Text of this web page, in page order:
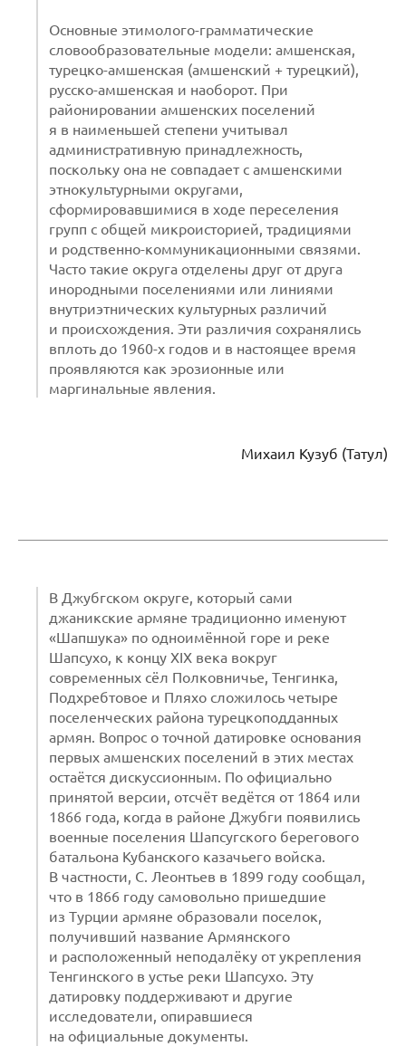
Основные этимолого-грамматические
словообразовательные модели: амшенская,
турецко-амшенская (амшенский + турецкий),
русско-амшенская и наоборот. При
районировании амшенских поселений
я в наименьшей степени учитывал
административную принадлежность,
поскольку она не совпадает с амшенскими
этнокультурными округами,
сформировавшимися в ходе переселения
групп с общей микроисторией, традициями
и родственно-коммуникационными связями.
Часто такие округа отделены друг от друга
инородными поселениями или линиями
внутриэтнических культурных различий
и происхождения. Эти различия сохранялись
вплоть до 1960-х годов и в настоящее время
проявляются как эрозионные или
маргинальные явления.
Михаил Кузуб (Татул)
В Джубгском округе, который сами
джаникские армяне традиционно именуют
«Шапшука» по одноимённой горе и реке
Шапсухо, к концу XIX века вокруг
современных сёл Полковничье, Тенгинка,
Подхребтовое и Пляхо сложилось четыре
поселенческих района турецкоподданных
армян. Вопрос о точной датировке основания
первых амшенских поселений в этих местах
остаётся дискуссионным. По официально
принятой версии, отсчёт ведётся от 1864 или
1866 года, когда в районе Джубги появились
военные поселения Шапсугского берегового
батальона Кубанского казачьего войска.
В частности, С. Леонтьев в 1899 году сообщал,
что в 1866 году самовольно пришедшие
из Турции армяне образовали поселок,
получивший название Армянского
и расположенный неподалёку от укрепления
Тенгинского в устье реки Шапсухо. Эту
датировку поддерживают и другие
исследователи, опиравшиеся
на официальные документы.